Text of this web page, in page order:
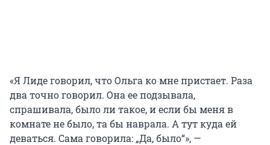
«Я Лиде говорил, что Ольга ко мне пристает. Раза
два точно говорил. Она ее подзывала,
спрашивала, было ли такое, и если бы меня в
комнате не было, та бы наврала. А тут куда ей
деваться. Сама говорила: „Да, было“», —